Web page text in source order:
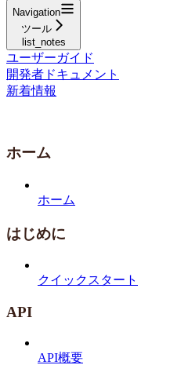
Navigation
ツール
list_notes
ユーザーガイド
開発者ドキュメント
新着情報
ホーム
ホーム
はじめに
クイックスタート
API
API概要